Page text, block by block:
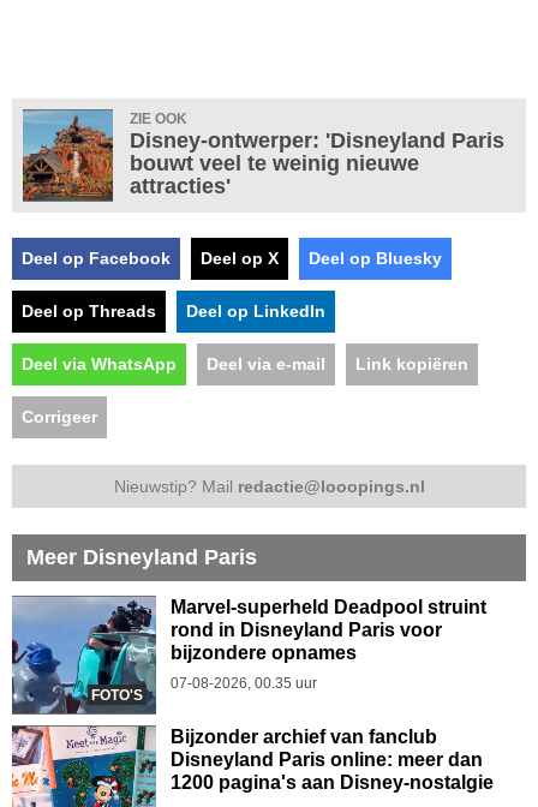
ZIE OOK
Disney-ontwerper: 'Disneyland Paris
bouwt veel te weinig nieuwe
attracties'
Deel op Facebook Deel op X Deel op Bluesky
Deel op Threads Deel op LinkedIn
Deel via WhatsApp Deel via e-mail Link kopiëren
Corrigeer
Nieuwstip? Mail redactie@looopings.nl
Meer Disneyland Paris
FOTO'S
Marvel-superheld Deadpool struint
rond in Disneyland Paris voor
bijzondere opnames
07-08-2026, 00.35 uur
Bijzonder archief van fanclub
Disneyland Paris online: meer dan
1200 pagina's aan Disney-nostalgie